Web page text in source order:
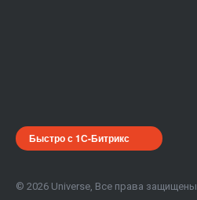
Быстро с 1С-Битрикс
© 2026 Universe, Все права защищены